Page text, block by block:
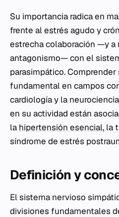
Su importancia radica en
frente alestrés agudo y
estrecha colaboración —y a
antagonismo— con el
parasimpático.
fundamental en campos
cardiología y la
en su actividad están
la hipertensión esencial, la
síndrome de estrés
Definición y
El sistema nervioso
divisiones fundamentales